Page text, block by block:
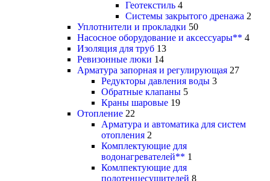
Геотекстиль 4
Системы закрытого дренажа 2
Уплотнители и прокладки 50
Насосное оборудование и аксессуары** 4
Изоляция для труб 13
Ревизонные люки 14
Арматура запорная и регулирующая 27
Редукторы давления воды 3
Обратные клапаны 5
Краны шаровые 19
Отопление 22
Арматура и автоматика для систем
отопления 2
Комплектующие для
водонагревателей** 1
Комлпектующие для
полотенцесушителей 8